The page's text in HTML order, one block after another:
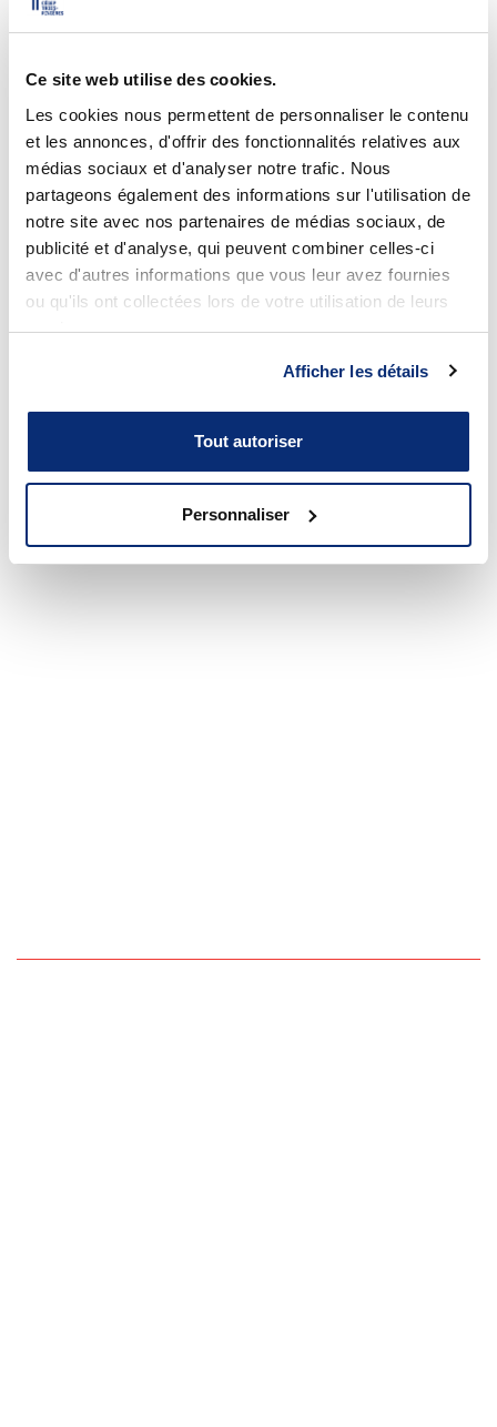
Ce site web utilise des cookies.
Les cookies nous permettent de personnaliser le contenu
et les annonces, d'offrir des fonctionnalités relatives aux
médias sociaux et d'analyser notre trafic. Nous
partageons également des informations sur l'utilisation de
notre site avec nos partenaires de médias sociaux, de
publicité et d'analyse, qui peuvent combiner celles-ci
avec d'autres informations que vous leur avez fournies
ou qu'ils ont collectées lors de votre utilisation de leurs
services.
Afficher les détails
Tout autoriser
Personnaliser
Annie Villemure, présidente du conseil
d’administration du Cégep de Trois-Rivières, Martine
Roy, directrice du Séminaire Saint-Joseph, Johanne
Thibault, enseignante et responsable du programme
MIROIR, Simon Lévesque, enseignant et responsable
de l’école d’été Cercle scientifique Einstein Plus, ainsi
que Louis Gendron, directeur général du Cégep de